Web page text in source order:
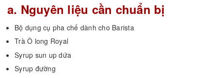
a. Nguyên liệu cần chuẩn bị
Bộ dụng cụ pha chế dành cho Barista
Trà Ô long Royal
Syrup sun up dứa
Syrup đường